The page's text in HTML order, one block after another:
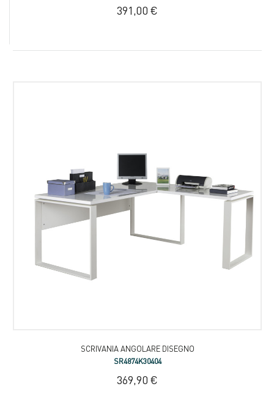
391,00 €
SCRIVANIA ANGOLARE DISEGNO
SR4874K30404
369,90 €